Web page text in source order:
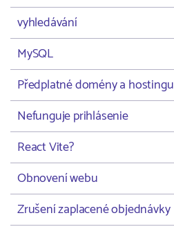
vyhledávání
MySQL
Předplatné domény a hostingu
Nefunguje prihlásenie
React Vite?
Obnovení webu
Zrušení zaplacené objednávky